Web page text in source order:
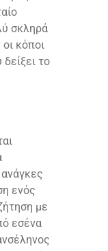
σκληρά
κόποι
το
ενός
με
εσένα